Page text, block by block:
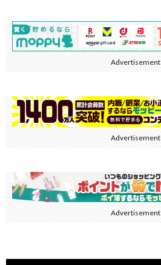
Advertisement
Advertisement
Advertisement